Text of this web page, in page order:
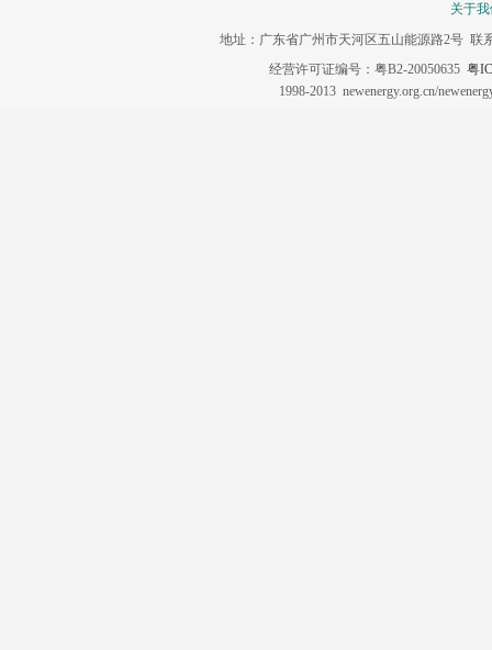
关于
地址：广东省广州市天河区五山能源路2号 联
经营许可证编号：粤B2-20050635 粤
1998-2013 newenergy.org.cn/